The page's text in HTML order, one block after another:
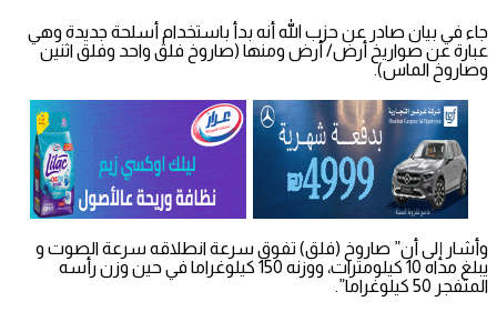
جاء في بيان صادر عن حزب الله أنه بدأ باستخدام أسلحة جديدة وهي
عبارة عن صواريخ أرض/ أرض ومنها (صاروخ فلق واحد وفلق اثنين
وصاروخ الماس).
وأشار إلى أن” صاروخ (فلق) تفوق سرعة انطلاقه سرعة الصوت و
يبلغ مداه 10 كيلومترات، ووزنه 150 كيلوغراما في حين وزن رأسه
المتفجر 50 كيلوغراما”.